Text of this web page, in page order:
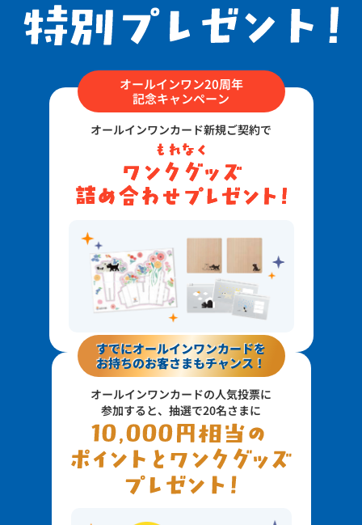
オールインワン20周年
記念キャンペーン
オールインワンカード新規ご契約で
すでにオールインワンカードを
お持ちのお客さまもチャンス！
オールインワンカードの人気投票に
参加すると、抽選で20名さまに